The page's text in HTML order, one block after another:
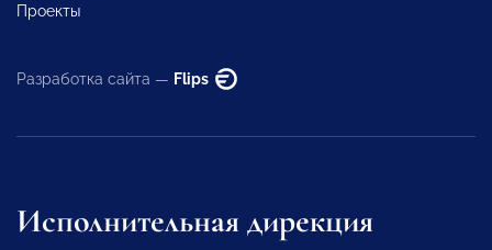
Проекты
Разработка сайта — Flips
Исполнительная дирекция